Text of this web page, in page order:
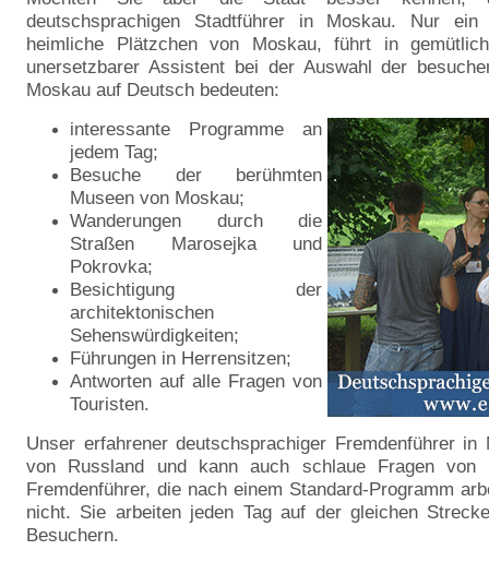
39 Excursion to the Red Square near Moscow Kremlin with private tour
40 Excursion to Cathedral of Christ the Saviour in Moscow with private
41 Excursions around Spasskaya tower on Red Square of Moscow with
42 Tour of the Archangel Cathedral of the Moscow Kremlin with an
43 Tour of the Palace of Patriarch Nikon in the Moscow Kremlin with a
44 Excursion in English in the Church of the Deposition of the Moscow
45 Tour of the Church of the Deposition of the Moscow Kremlin of the
46 To see the most interesting: tours to Moscow for foreigners 47
49 Balades guidées à Moscou avec un guide en français 50 Private
deutschsprachigen Stadtführer in Moskau. Nur
heimliche Plätzchen von Moskau, führt in
unersetzbarer Assistent bei der Auswahl der
Moskau auf Deutsch bedeuten:
interessante Programme an
jedem Tag;
Besuche der berühmten
Museen von Moskau;
Wanderungen durch die
Straßen Marosejka und
Pokrovka;
Besichtigung der
architektonischen
Sehenswürdigkeiten;
Führungen in Herrensitzen;
Antworten auf alle Fragen von
Touristen.
Unser erfahrener deutschsprachiger Fremdenführer
von Russland und kann auch schlaue Fragen von
Fremdenführer, die nach einem Standard-Programm
nicht. Sie arbeiten jeden Tag auf der gleichen
Besuchern.